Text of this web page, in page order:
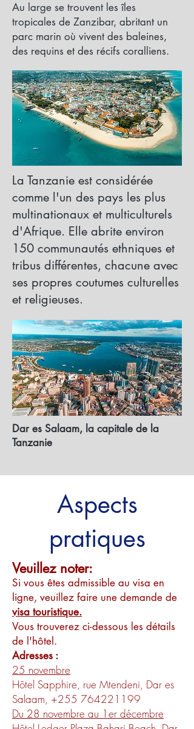
Au large se trouvent les îles
tropicales de Zanzibar, abritant un
parc marin où vivent des baleines,
des requins et des récifs coralliens.
La Tanzanie est considérée
comme l'un des pays les plus
multinationaux et multiculturels
d'Afrique. Elle abrite environ
150 communautés ethniques et
tribus différentes, chacune avec
ses propres coutumes culturelles
et religieuses.
Dar es Salaam, la capitale de la
Tanzanie
Aspects
pratiques
Veuillez noter:
Si vous êtes admissible au visa en
ligne, veuillez faire une demande de
visa touristique.
Vous trouverez ci-dessous les détails
de l'hôtel.
Adresses :
25 novembre
Hôtel Sapphire, rue Mtendeni, Dar es
Salaam, +255 764221199
Du 28 novembre au 1er décembre